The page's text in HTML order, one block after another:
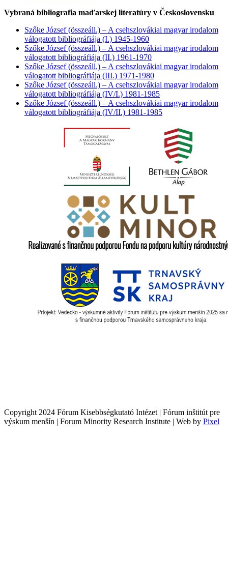
Vybraná bibliografia maďarskej literatúry v Československu
Szőke József (összeáll.) – A csehszlovákiai magyar irodalom
válogatott bibliográfiája (I.) 1945-1960
Szőke József (összeáll.) – A csehszlovákiai magyar irodalom
válogatott bibliográfiája (II.) 1961-1970
Szőke József (összeáll.) – A csehszlovákiai magyar irodalom
válogatott bibliográfiája (III.) 1971-1980
Szőke József (összeáll.) – A csehszlovákiai magyar irodalom
válogatott bibliográfiája (IV/I.) 1981-1985
Szőke József (összeáll.) – A csehszlovákiai magyar irodalom
válogatott bibliográfiája (IV/II.) 1981-1985
Copyright 2024 Fórum Kisebbségkutató Intézet | Fórum inštitút pre
výskum menšín | Forum Minority Research Institute | Web by Pixel